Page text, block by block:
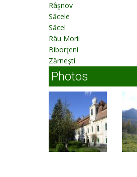
Râşnov
Săcele
Săcel
Râu Morii
Biborţeni
Zărneşti
Photos